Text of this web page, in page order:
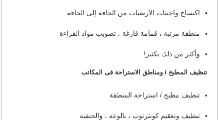
اكتساح واجتثاث الأرضيات من الحافة إلى الحافة
منطقة مرتبة ، قمامة فارغة ، تصويب مواد القراءة
وأكثر من ذلك بكثير!
تنظيف المطبخ / ومناطق الاستراحة فى المكاتب
تنظيف مطبخ / استراحة المنطقة
تنظيف وتعقيم كونترتوب ، بالوعة ، والحنفية